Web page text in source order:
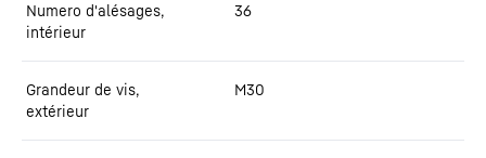
Numero d'alésages,
intérieur
36
Grandeur de vis,
extérieur
M30